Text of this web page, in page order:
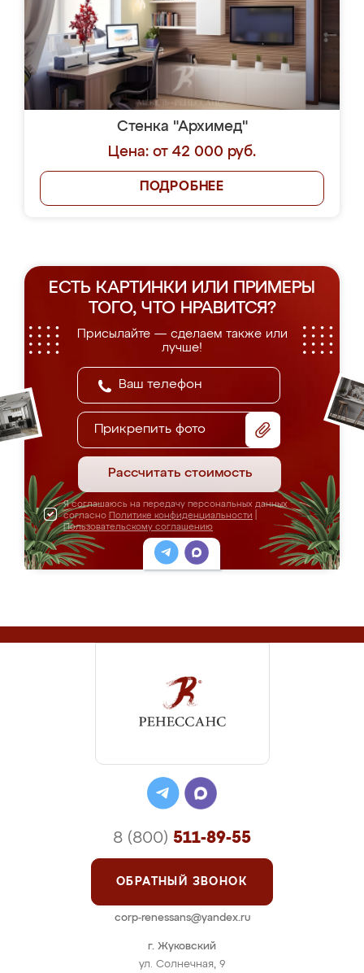
Стенка "Архимед"
Цена: от 42 000 руб.
ПОДРОБНЕЕ
ЕСТЬ КАРТИНКИ ИЛИ ПРИМЕРЫ
ТОГО, ЧТО НРАВИТСЯ?
Присылайте — сделаем также или
лучше!
Прикрепить фото
Рассчитать стоимость
Я соглашаюсь на передачу персональных данных
согласно Политике конфиденциальности
Пользовательскому соглашению
г. Жуковский
ул. Солнечная, 9
8 (800) 511-89-55
ОБРАТНЫЙ ЗВОНОК
corp-renessans@yandex.ru